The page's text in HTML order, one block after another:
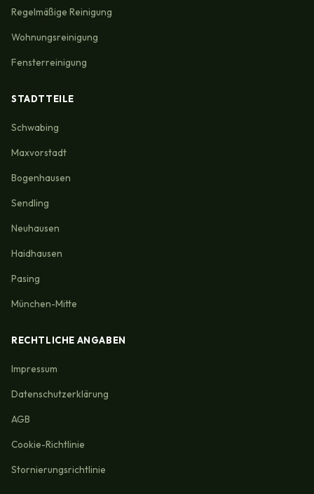
Regelmäßige Reinigung
Wohnungsreinigung
Fensterreinigung
STADTTEILE
Schwabing
Maxvorstadt
Bogenhausen
Sendling
Neuhausen
Haidhausen
Pasing
München-Mitte
RECHTLICHE ANGABEN
Impressum
Datenschutzerklärung
AGB
Cookie-Richtlinie
Stornierungsrichtlinie